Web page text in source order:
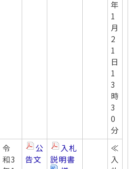
年
1
月
2
1
日
1
3
時
3
0
分
令
和3
公
告文
入札
説明書
≪
入